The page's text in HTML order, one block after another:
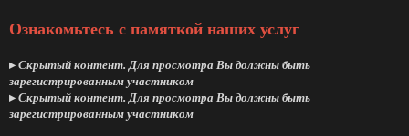
Ознакомьтесь с памяткой наших услуг
▸ Скрытый контент. Для просмотра Вы должны быть
зарегистрированным участником
▸ Скрытый контент. Для просмотра Вы должны быть
зарегистрированным участником